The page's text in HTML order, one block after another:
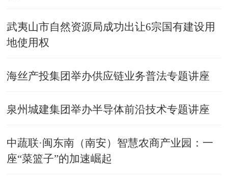
武夷山市自然资源局成功出让6宗国有建设用
地使用权
海丝产投集团举办供应链业务普法专题讲座
泉州城建集团举办半导体前沿技术专题讲座
中蔬联·闽东南（南安）智慧农商产业园：一
座“菜篮子”的加速崛起